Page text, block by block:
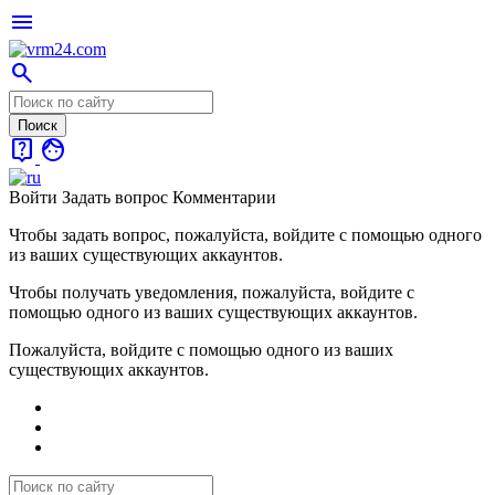
menu
search
live_help face
Войти Задать вопрос Комментарии
Чтобы задать вопрос, пожалуйста, войдите с помощью одного
из ваших существующих аккаунтов.
Чтобы получать уведомления, пожалуйста, войдите с
помощью одного из ваших существующих аккаунтов.
Пожалуйста, войдите с помощью одного из ваших
существующих аккаунтов.